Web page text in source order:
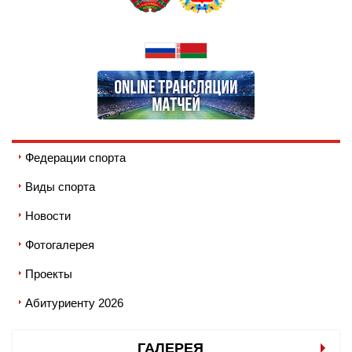
Федерации спорта
Виды спорта
Новости
Фотогалерея
Проекты
Абитуриенту 2026
ГАЛЕРЕЯ